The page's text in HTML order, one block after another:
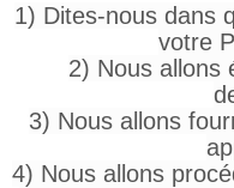
1) Dites-nous dans
votre
2) Nous allons
3) Nous allons
4) Nous allons